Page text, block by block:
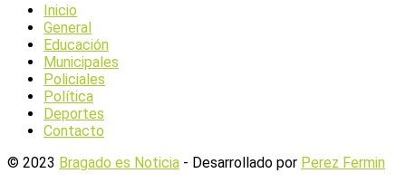
Inicio
General
Educación
Municipales
Policiales
Política
Deportes
Contacto
© 2023 Bragado es Noticia - Desarrollado por Perez Fermin